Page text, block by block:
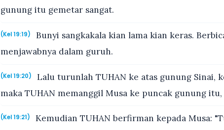
gunung itu gemetar sangat.
(Kel 19:19)
Bunyi sangkakala kian lama kian keras.
menjawabnya dalam guruh.
(Kel 19:20)
Lalu turunlah TUHAN ke atas gunung Sinai,
maka TUHAN memanggil Musa ke puncak gunung
(Kel 19:21)
Kemudian TUHAN berfirman kepada Musa: